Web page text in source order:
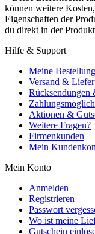
können weitere
Eigenschaften der
du direkt in der
Hilfe & Support
Meine Bestellung
Versand &
Rücksendungen
Aktionen &
Weitere Fragen?
Firmenkunden
Mein
Mein Konto
Anmelden
Registrieren
Passwort
Wo ist meine
Gutschein